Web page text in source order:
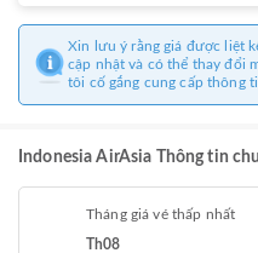
Xin lưu ý rằng giá được liệt
cập nhật và có thể thay đổi
tôi cố gắng cung cấp thông
Indonesia AirAsia Thông tin
Tháng giá vé thấp nhất
Th08